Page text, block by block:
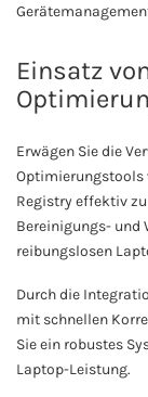
Einsatz
Erwägen Sie die
Optimierungstools
Registry effektiv
Bereinigungs- und
reibungslosen
Durch die
mit schnellen
Sie ein robustes
Laptop-Leistung.